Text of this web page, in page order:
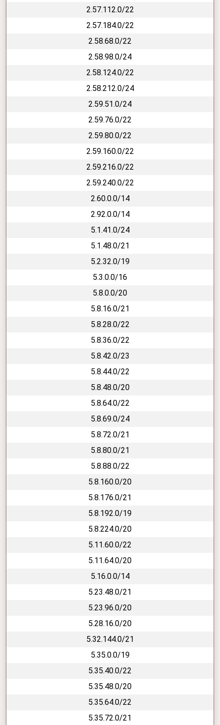
2.57.112.0/22
2.57.184.0/22
2.58.68.0/22
2.58.98.0/24
2.58.124.0/22
2.58.212.0/24
2.59.51.0/24
2.59.76.0/22
2.59.80.0/22
2.59.160.0/22
2.59.216.0/22
2.59.240.0/22
2.60.0.0/14
2.92.0.0/14
5.1.41.0/24
5.1.48.0/21
5.2.32.0/19
5.3.0.0/16
5.8.0.0/20
5.8.16.0/21
5.8.28.0/22
5.8.36.0/22
5.8.42.0/23
5.8.44.0/22
5.8.48.0/20
5.8.64.0/22
5.8.69.0/24
5.8.72.0/21
5.8.80.0/21
5.8.88.0/22
5.8.160.0/20
5.8.176.0/21
5.8.192.0/19
5.8.224.0/20
5.11.60.0/22
5.11.64.0/20
5.16.0.0/14
5.23.48.0/21
5.23.96.0/20
5.28.16.0/20
5.32.144.0/21
5.35.0.0/19
5.35.40.0/22
5.35.48.0/20
5.35.64.0/22
5.35.72.0/21